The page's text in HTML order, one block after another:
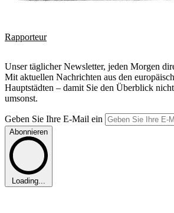
Rapporteur
Unser täglicher Newsletter, jeden Morgen
Mit aktuellen Nachrichten aus den
Hauptstädten – damit Sie den Überblick
umsonst.
Geben Sie Ihre E-Mail ein
Abonnieren
Loading...